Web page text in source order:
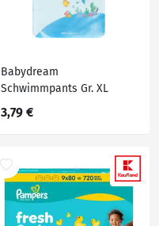
Babydream
Schwimmpants Gr. XL
3,79 €